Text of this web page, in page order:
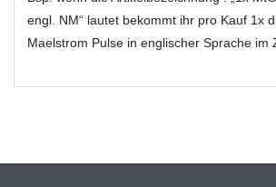
engl. NM“ lautet bekommt ihr pro Kauf 1x
Maelstrom Pulse in englischer Sprache im